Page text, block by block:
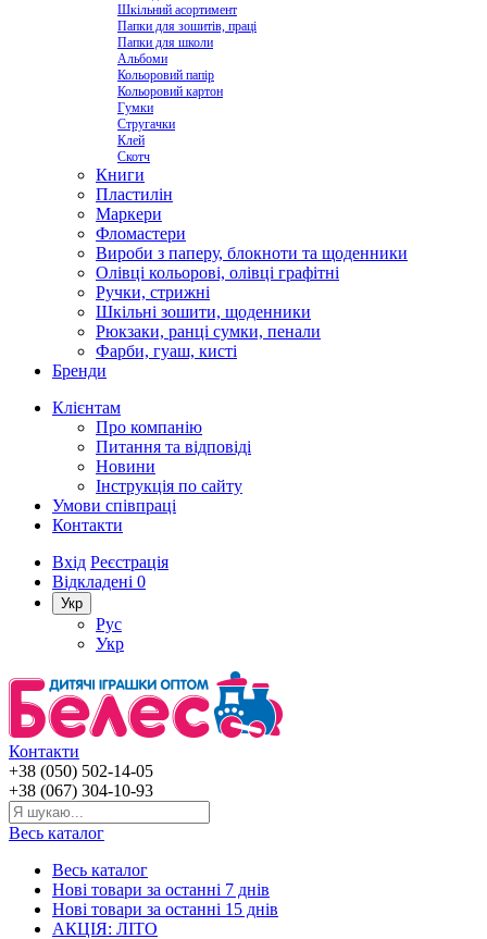
Шкільний асортимент
Папки для зошитів, праці
Папки для школи
Альбоми
Кольоровий папір
Кольоровий картон
Гумки
Стругачки
Клей
Скотч
Книги
Пластилін
Маркери
Фломастери
Вироби з паперу, блокноти та щоденники
Олівці кольорові, олівці графітні
Ручки, стрижні
Шкільні зошити, щоденники
Рюкзаки, ранці сумки, пенали
Фарби, гуаш, кисті
Бренди
Клієнтам
Про компанію
Питання та відповіді
Новини
Інструкція по сайту
Умови співпраці
Контакти
Вхід Реєстрація
Відкладені 0
Укр
Рус
Укр
Контакти
+38 (050) 502-14-05
+38 (067) 304-10-93
Весь каталог
Весь каталог
Нові товари за останнi 7 днiв
Нові товари за останнi 15 днiв
АКЦІЯ: ЛІТО